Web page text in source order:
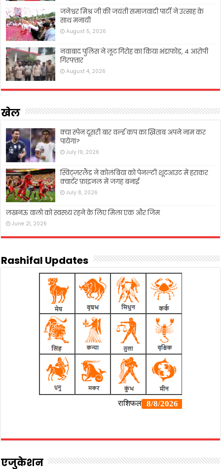
जनेश्वर मिश्र जी की जयंती समाजवादी पार्टी ने उत्साह के
साथ मनायी
August 5, 2026
नवाबाद पुलिस ने लूट गिरोह का किया भंडाफोड़, 4 आरोपी
गिरफ्तार
August 4, 2026
खेल
क्या स्पेन दूसरी बार वर्ल्ड कप का ख़िताब अपने नाम कर
पायेगा?
July 19, 2026
स्विट्ज़रलैंड ने कोलंबिया को पेनल्टी शूटआउट में हराकर
क्वार्टर फ़ाइनल में जगह बनाई
July 8, 2026
लखनऊ वालो को स्वस्थ्य रहने के लिए मिला एक और जिम
June 21, 2026
Rashifal Updates
एजुकेशन